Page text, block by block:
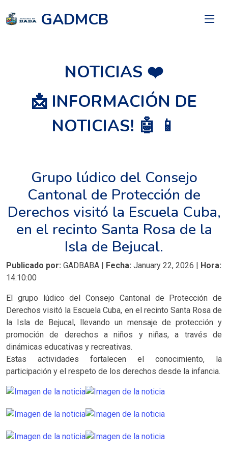
GADMCB
NOTICIAS ❤️
📩 INFORMACIÓN DE
NOTICIAS! 🤖 📱
Grupo lúdico del Consejo
Cantonal de Protección de
Derechos visitó la Escuela Cuba,
en el recinto Santa Rosa de la
Isla de Bejucal.
Publicado por: GADBABA | Fecha: January 22, 2026 | Hora:
14:10:00
El grupo lúdico del Consejo Cantonal de Protección de
Derechos visitó la Escuela Cuba, en el recinto Santa Rosa de
la Isla de Bejucal, llevando un mensaje de protección y
promoción de derechos a niños y niñas, a través de
dinámicas educativas y recreativas.
Estas actividades fortalecen el conocimiento, la
participación y el respeto de los derechos desde la infancia.